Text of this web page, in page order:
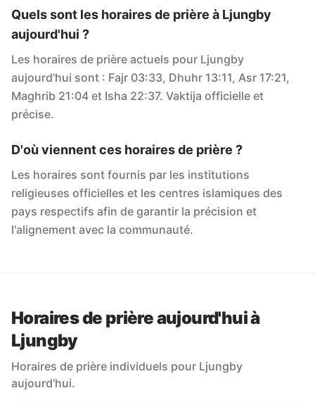
Quels sont les horaires de prière à Ljungby
aujourd'hui ?
Les horaires de prière actuels pour Ljungby
aujourd'hui sont : Fajr 03:33, Dhuhr 13:11, Asr 17:21,
Maghrib 21:04 et Isha 22:37. Vaktija officielle et
précise.
D'où viennent ces horaires de prière ?
Les horaires sont fournis par les institutions
religieuses officielles et les centres islamiques des
pays respectifs afin de garantir la précision et
l'alignement avec la communauté.
Horaires de prière aujourd'hui à
Ljungby
Horaires de prière individuels pour Ljungby
aujourd'hui.